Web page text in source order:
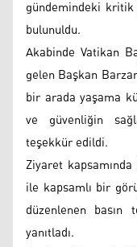
gündemindeki
bulunuldu.
Akabinde Vatikan
gelen Başkan
bir arada yaşama
ve güvenliğin
teşekkür edildi.
Ziyaret
ile kapsamlı bir
düzenlenen basın
yanıtladı.